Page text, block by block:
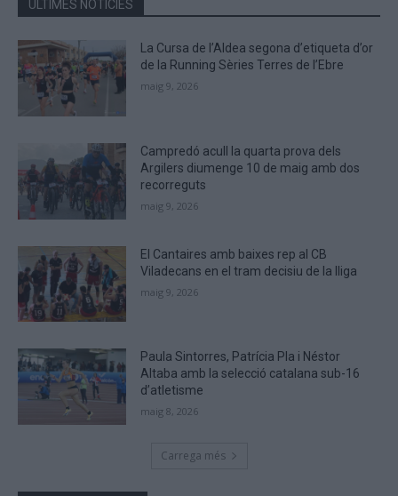
CAPTCHA
to
verify
that
you
ÚLTIMES NOTÍCIES
La Cursa de l’Aldea segona d’etiqueta d’or
de la Running Sèries Terres de l’Ebre
maig 9, 2026
Campredó acull la quarta prova dels
Argilers diumenge 10 de maig amb dos
recorreguts
maig 9, 2026
El Cantaires amb baixes rep al CB
Viladecans en el tram decisiu de la lliga
maig 9, 2026
Paula Sintorres, Patrícia Pla i Néstor
Altaba amb la selecció catalana sub-16
d’atletisme
maig 8, 2026
Carrega més